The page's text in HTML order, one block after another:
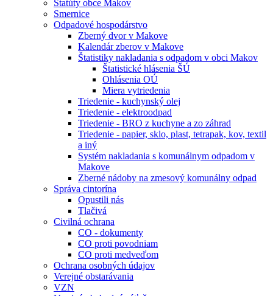
Štatúty obce Makov
Smernice
Odpadové hospodárstvo
Zberný dvor v Makove
Kalendár zberov v Makove
Štatistiky nakladania s odpadom v obci Makov
Štatistické hlásenia ŠÚ
Ohlásenia OÚ
Miera vytriedenia
Triedenie - kuchynský olej
Triedenie - elektroodpad
Triedenie - BRO z kuchyne a zo záhrad
Triedenie - papier, sklo, plast, tetrapak, kov, textil
a iný
Systém nakladania s komunálnym odpadom v
Makove
Zberné nádoby na zmesový komunálny odpad
Správa cintorína
Opustili nás
Tlačivá
Civilná ochrana
CO - dokumenty
CO proti povodniam
CO proti medveďom
Ochrana osobných údajov
Verejné obstarávania
VZN